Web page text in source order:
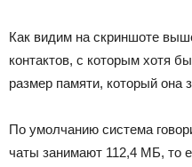
Как видим на скриншоте
контактов, с которым хотя
размер памяти, который она
По умолчанию система
чаты занимают 112,4 МБ, то